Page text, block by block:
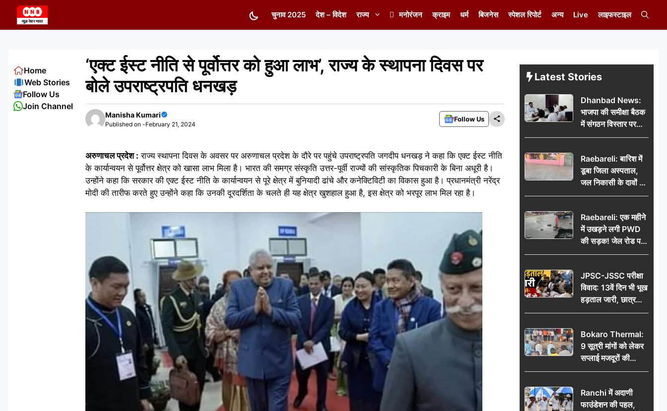
content
चुनाव 2025 देश – विदेश राज्य मनोरंजन क्राइम धर्म बिजनेस स्पेशल रिपोर्ट अन्य Live लाइफस्टाइल
‘एक्ट ईस्ट नीति से पूर्वोत्तर को हुआ लाभ’, राज्य के स्थापना दिवस पर
बोले उपराष्ट्रपति धनखड़
Manisha Kumari
Published on -February 21, 2024
Follow Us
अरुणाचल प्रदेश :‌ राज्य स्थापना दिवस के अवसर पर अरुणाचल प्रदेश के दौरे पर पहुंचे उपराष्ट्रपति जगदीप धनखड़ ने कहा कि एक्ट ईस्ट नीति
के कार्यान्वयन से पूर्वोत्तर क्षेत्र को खासा लाभ मिला है। भारत की समग्र संस्कृति उत्तर-पूर्वी राज्यों की सांस्कृतिक पिचकारी के बिना अधूरी है।
उन्होंने कहा कि सरकार की एक्ट ईस्ट नीति के कार्यान्वयन से पूरे क्षेत्र में बुनियादी ढांचे और कनेक्टिविटी का विकास हुआ है। प्रधानमंत्री नरेंद्र
मोदी की तारीफ करते हुए उन्होंने कहा कि उनकी दूरदर्शिता के चलते ही यह क्षेत्र खुशहाल हुआ है, इस क्षेत्र को भरपूर लाभ मिल रहा है।
Home
Web Stories
Follow Us
Join Channel
Latest Stories
Dhanbad News:
भाजपा की समीक्षा बैठक
में संगठन विस्तार पर
मंथन, बीडीओ से
जनसमस्याओं का विवरण
Raebareli: बारिश में
डूबा जिला अस्पताल,
जल निकासी के दावों की
खुली पोल
Raebareli: एक महीने
में उखड़ने लगी PWD
की सड़क! जेल रोड पर
गड्ढे ने खोली निर्माण
की उठी मांग
JPSC-JSSC परीक्षा
विवाद: 13वें दिन भी भूख
हड़ताल जारी, छात्र
बोले- जांच नहीं तो
Bokaro Thermal:
9 सूत्री मांगों को लेकर
सप्लाई मजदूरों की
हुंकार, 12 अगस्त के
Ranchi में अदाणी
फाउंडेशन की पहल,